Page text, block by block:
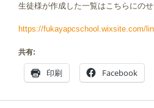
生徒様が作成した一覧はこちらにのせ
https://fukayapcschool.wixsite.com/
共有:
印刷 Facebook